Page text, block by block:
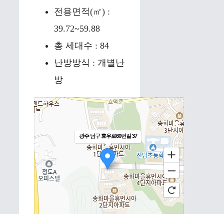
전용면적(㎡) :
39.72~59.88
총 세대수 : 84
난방방식 : 개별난
방
광주 남구 효우로60번길 37